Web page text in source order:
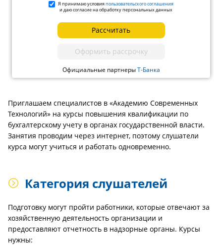
Я принимаю условияпользовательского соглашения
и даю согласие на обработку персональных данных
Рассчитать
Оформить рассрочку
Официальные партнерыТ-Банка
Приглашаем специалистов в «Академию Современных
Технологий» на курсы повышения квалификации по
бухгалтерскому учету в органах государственной власти.
Занятия проводим через интернет, поэтому слушатели
курса могут учиться и работать одновременно.
Категория слушателей
Подготовку могут пройти работники, которые отвечают за
хозяйственную деятельность организации и
предоставляют отчетность в надзорные органы. Курсы
нужны: